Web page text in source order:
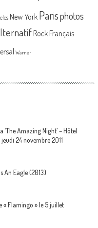
New York Parisphotos
Rock Français
Warner
‘The Amazing Night’ – Hôtel
24 novembre 2011
An Eagle (2013)
« Flamingo » le 5 juillet